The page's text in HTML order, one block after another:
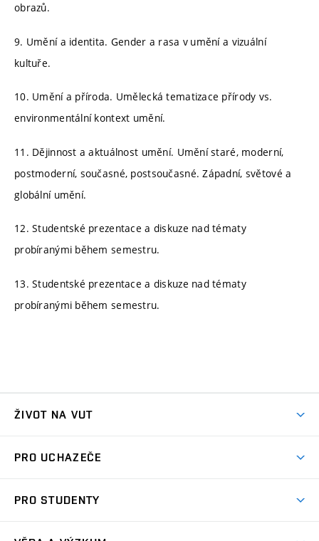
obrazů.
9. Umění a identita. Gender a rasa v umění a vizuální
kultuře.
10. Umění a příroda. Umělecká tematizace přírody vs.
environmentální kontext umění.
11. Dějinnost a aktuálnost umění. Umění staré, moderní,
postmoderní, současné, postsoučasné. Západní, světové a
globální umění.
12. Studentské prezentace a diskuze nad tématy
probíranými během semestru.
13. Studentské prezentace a diskuze nad tématy
probíranými během semestru.
ŽIVOT NA VUT
Koleje
PRO UCHAZEČE
Dny otevřených dveří
PRO STUDENTY